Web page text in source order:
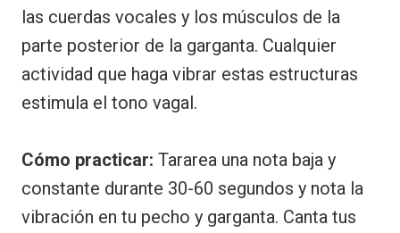
las cuerdas vocales y los músculos de la
parte posterior de la garganta. Cualquier
actividad que haga vibrar estas estructuras
estimula el tono vagal.
Cómo practicar: Tararea una nota baja y
constante durante 30-60 segundos y nota la
vibración en tu pecho y garganta. Canta tus